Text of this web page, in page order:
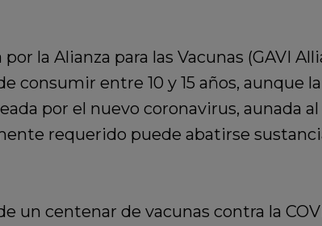
la Alianza para las Vacunas (GAVI
consumir entre 10 y 15 años, aunque
por el nuevo coronavirus, aunada
requerido puede abatirse
un centenar de vacunas contra la